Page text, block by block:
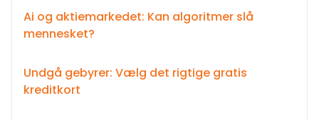
Ai og aktiemarkedet: Kan algoritmer slå
mennesket?
Undgå gebyrer: Vælg det rigtige gratis
kreditkort